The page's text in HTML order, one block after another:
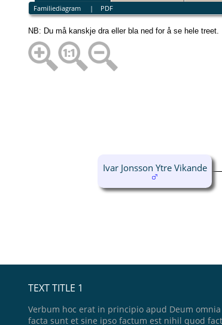
Familiediagram | PDF
NB: Du må kanskje dra eller bla ned for å se hele treet.
Ivar Jonsson Ytre Vikande
TEXT TITLE 1
Verbum hoc erat in principio apud Deum
facta sunt et sine ipso factum est nihil quod